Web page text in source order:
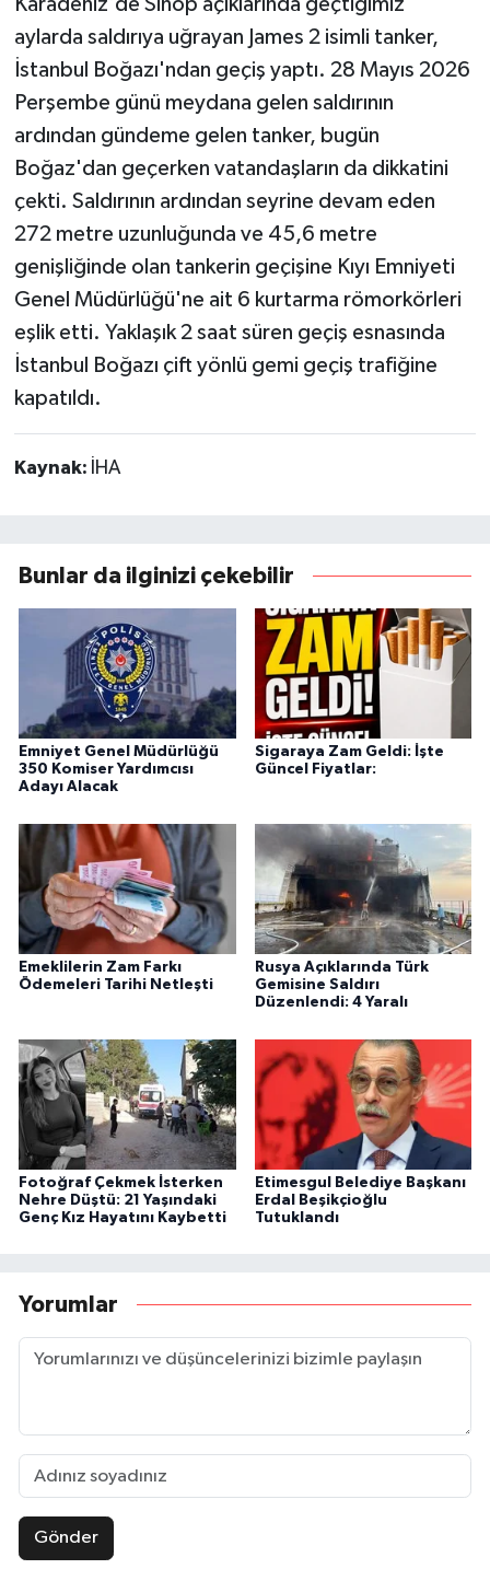
aylarda saldırıya uğrayan James 2 isimli tanker,
İstanbul Boğazı'ndan geçiş yaptı. 28 Mayıs 2026
Perşembe günü meydana gelen saldırının
ardından gündeme gelen tanker, bugün
Boğaz'dan geçerken vatandaşların da dikkatini
çekti. Saldırının ardından seyrine devam eden
272 metre uzunluğunda ve 45,6 metre
genişliğinde olan tankerin geçişine Kıyı Emniyeti
Genel Müdürlüğü'ne ait 6 kurtarma römorkörleri
eşlik etti. Yaklaşık 2 saat süren geçiş esnasında
İstanbul Boğazı çift yönlü gemi geçiş trafiğine
kapatıldı.
Kaynak: İHA
Bunlar da ilginizi çekebilir
Emniyet Genel Müdürlüğü
350 Komiser Yardımcısı
Adayı Alacak
Sigaraya Zam Geldi: İşte
Güncel Fiyatlar:
Emeklilerin Zam Farkı
Ödemeleri Tarihi Netleşti
Rusya Açıklarında Türk
Gemisine Saldırı
Düzenlendi: 4 Yaralı
Fotoğraf Çekmek İsterken
Nehre Düştü: 21 Yaşındaki
Genç Kız Hayatını Kaybetti
Etimesgul Belediye Başkanı
Erdal Beşikçioğlu
Tutuklandı
Yorumlar
Gönder